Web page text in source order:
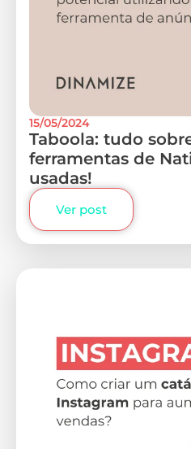
15/05/2024
Taboola: tudo
ferramentas de
usadas!
Ver post